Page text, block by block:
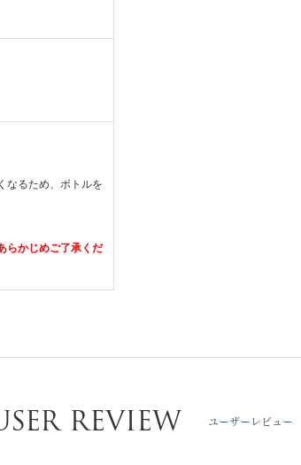
なるため、ボトルを
らかじめご了承くだ
REVIEW ユーザーレビュー